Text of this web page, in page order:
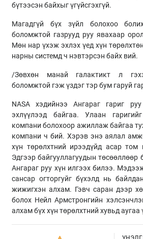
бүтээсэн байхыг үгүйсгэхгүй.
Магадгүй бүх зүйл болохоо
боломжтой газрууд руу явахаар
Мөн нар үхэж эхлэх үед хүн
нарны системд ч нэвтэрсэн байх вий.
/Зөвхөн манай галактикт л
боломжтой гэж үздэг тэр бум гаруй
NASA хэдийнээ Ангараг гариг
эхлүүлээд байгаа. Улаан
компани болохоор ажиллаж байгаа
компани ч бий. Хэрэв энэ аялал
хүн төрөлхтний ирээдүйд асар том
Эдгээр байгууллагуудын төсөөллөөр
Ангараг руу хүн илгээх билээ.
сансар огторгуйг бүхэлд нь
жижигхэн алхам. Гэвч саран дээр
болох Нейл Армстронгийн
алхам бүх хүн төрөлхтний хувьд